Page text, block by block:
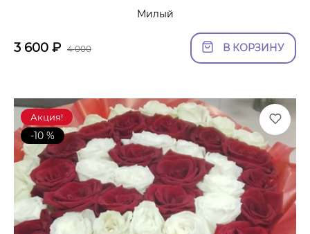
Милый
3 600 ₽ 4 000 В КОРЗИНУ
Акция!
-10 %